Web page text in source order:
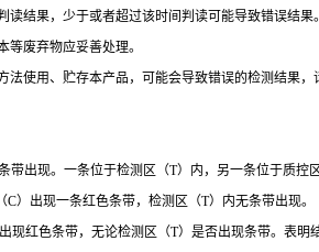
读结果，少于或者超过该时间判读可能导致错误结果。
等废弃物应妥善处理。
法使用、贮存本产品，可能会导致错误的检测结果，
带出现。一条位于检测区（T）内，另一条位于质控
C）出现一条红色条带，检测区（T）内无条带出现。
现红色条带，无论检测区（T）是否出现条带。表明